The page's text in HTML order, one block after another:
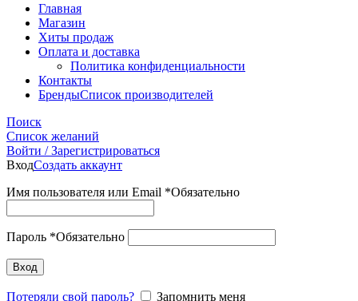
Главная
Магазин
Хиты продаж
Оплата и доставка
Политика конфиденциальности
Контакты
БрендыСписок производителей
Поиск
Список желаний
Войти / Зарегистрироваться
ВходСоздать аккаунт
Имя пользователя или Email *Обязательно
Пароль *Обязательно
Вход
Потеряли свой пароль?
Запомнить меня